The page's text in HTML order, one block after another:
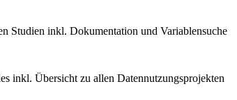
Studien inkl. Dokumentation und Variablensuche
inkl. Übersicht zu allen Datennutzungsprojekten